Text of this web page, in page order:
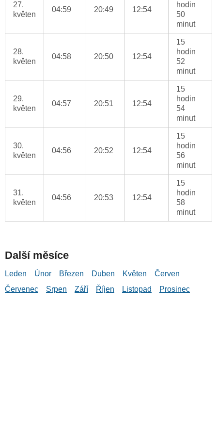
27.
květen
04:59 20:49 12:54
hodin
50
minut
28.
květen
04:58 20:50 12:54
15
hodin
52
minut
29.
květen
04:57 20:51 12:54
15
hodin
54
minut
30.
květen
04:56 20:52 12:54
15
hodin
56
minut
31.
květen
04:56 20:53 12:54
15
hodin
58
minut
Další měsíce
Leden Únor Březen Duben Květen
Červen
Červenec
Srpen Září Říjen Listopad Prosinec